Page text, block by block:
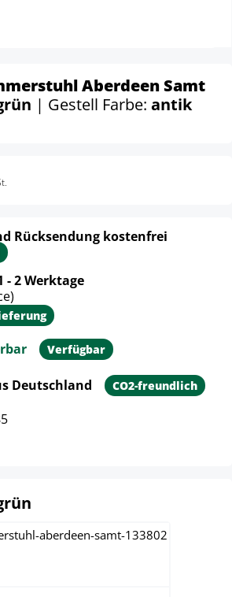
Aberdeen Samt
| Gestell Farbe: antik
Rücksendung kostenfrei
- 2 Werktage
Verfügbar
Deutschland CO2-freundlich
anzeigen